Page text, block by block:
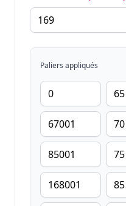
Paliers appliqués